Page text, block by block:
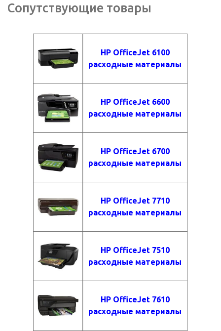
Сопутствующие товары
HP OfficeJet 6100
расходные материалы
HP OfficeJet 6600
расходные материалы
HP OfficeJet 6700
расходные материалы
HP OfficeJet 7710
расходные материалы
HP OfficeJet 7510
расходные материалы
HP OfficeJet 7610
расходные материалы